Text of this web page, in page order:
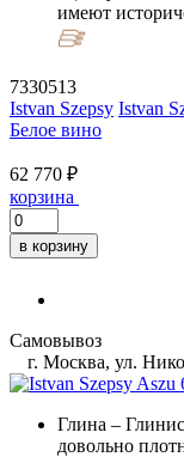
имеют
7330513
Istvan Szepsy Istvan
Белое вино
62 770 ₽
корзина
в корзину
Самовывоз
г. Москва, ул.
Глина –
довольно